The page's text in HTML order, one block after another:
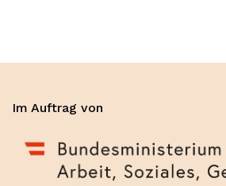
Im Auftrag von